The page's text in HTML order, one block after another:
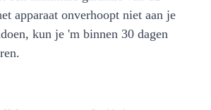
apparaat onverhoopt niet aan je
kun je 'm binnen 30 dagen